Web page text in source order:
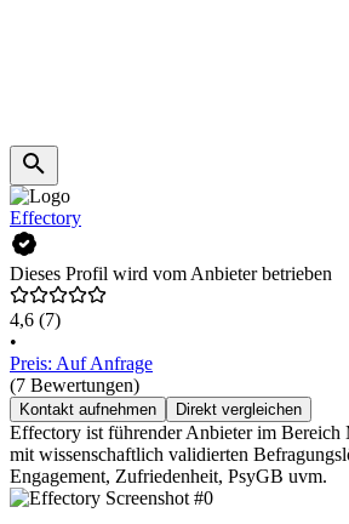
Effectory
Dieses Profil wird vom Anbieter betrieben
4,6 (7)
•
Preis: Auf Anfrage
(7 Bewertungen)
Kontakt aufnehmen Direkt vergleichen
Effectory ist führender Anbieter im Bereich
mit wissenschaftlich validierten
Engagement, Zufriedenheit, PsyGB uvm.